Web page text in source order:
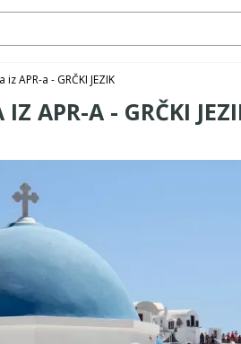
APR-a - GRČKI JEZIK
IZ APR-A - GRČKI